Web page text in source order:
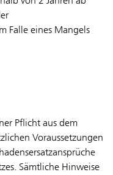
Falle eines Mangels
Pflicht aus dem
Voraussetzungen
Sämtliche Hinweise